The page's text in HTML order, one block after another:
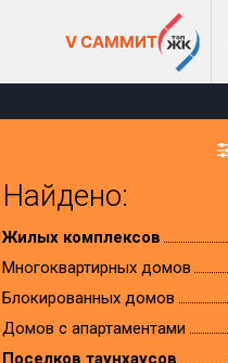
V САММИТ
Найдено:
Жилых комплексов
Многоквартирных домов
Блокированных домов
Домов с апартаментами
Поселков таунхаусов